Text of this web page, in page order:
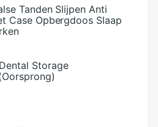
Tanden Slijpen Anti
Case Opbergdoos Slaap
Dental Storage